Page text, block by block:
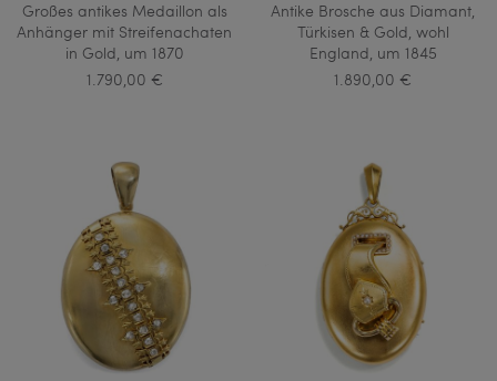
Großes antikes Medaillon als
Anhänger mit Streifenachaten
in Gold, um 1870
1.790,00 €
Antike Brosche aus Diamant,
Türkisen & Gold, wohl
England, um 1845
1.890,00 €